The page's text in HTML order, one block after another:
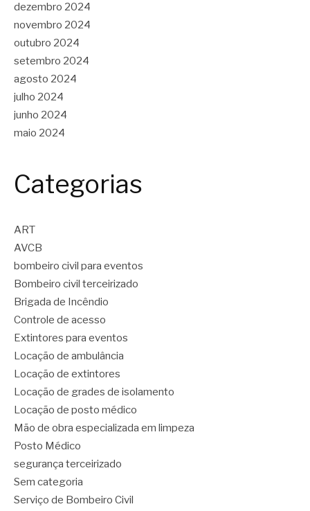
dezembro 2024
novembro 2024
outubro 2024
setembro 2024
agosto 2024
julho 2024
junho 2024
maio 2024
Categorias
ART
AVCB
bombeiro civil para eventos
Bombeiro civil terceirizado
Brigada de Incêndio
Controle de acesso
Extintores para eventos
Locação de ambulância
Locação de extintores
Locação de grades de isolamento
Locação de posto médico
Mão de obra especializada em limpeza
Posto Médico
segurança terceirizado
Sem categoria
Serviço de Bombeiro Civil